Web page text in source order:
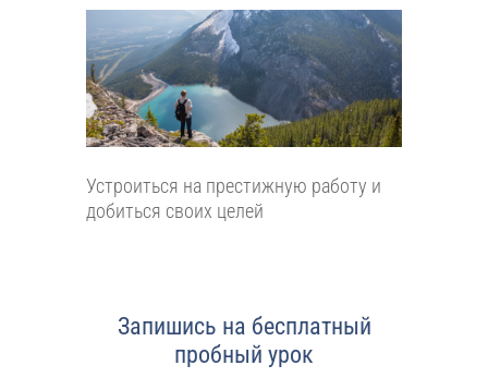
Устроиться на престижную работу и
добиться своих целей
Запишись на бесплатный
пробный урок